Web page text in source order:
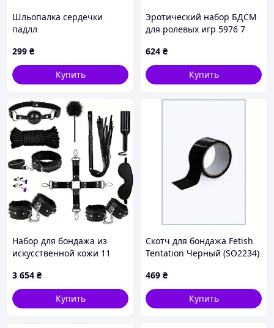
Шльопалка сердечки
падлл
299 ₴
Купить
Эротический набор БДСМ
для ролевых игр 5976 7
624 ₴
Купить
Набор для бондажа из
искусственной кожи 11
пар - включает наручники,
бандажи для лодыжек,
рожок для рта, клипсы
3 654 ₴
Купить
Скотч для бондажа Fetish
Tentation Черный (SO2234)
469 ₴
Купить